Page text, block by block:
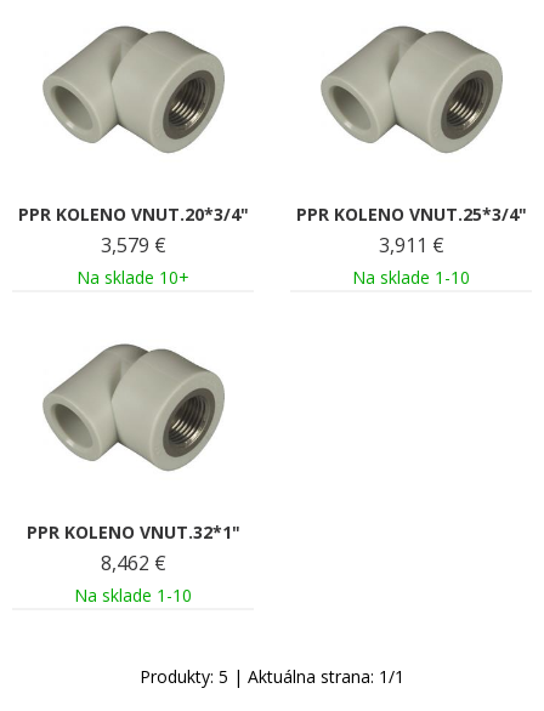
PPR KOLENO VNUT.20*3/4"
3,579 €
Na sklade 10+
PPR KOLENO VNUT.25*3/4"
3,911 €
Na sklade 1-10
PPR KOLENO VNUT.32*1"
8,462 €
Na sklade 1-10
Produkty: 5 | Aktuálna strana: 1/1